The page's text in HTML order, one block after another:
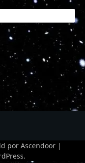
por Ascendoor |
.